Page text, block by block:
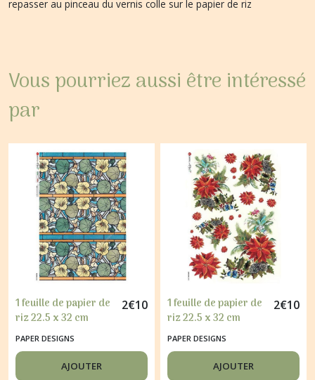
repasser au pinceau du vernis colle sur le papier de riz
Vous pourriez aussi être intéressé
par
1 feuille de papier de
riz 22.5 x 32 cm
découpage collage
PAPER DESIGNS FLEUR
TAPISSERIE 0233
2€10
PAPER DESIGNS
AJOUTER
1 feuille de papier de
riz 22.5 x 32 cm
découpage collage
PAPER DESIGNS FLEUR
DE NOEL 0093
2€10
PAPER DESIGNS
AJOUTER